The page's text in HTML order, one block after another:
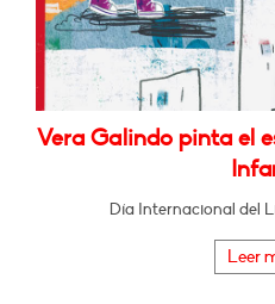
Vera Galindo pinta el
Día Internacional del
Leer